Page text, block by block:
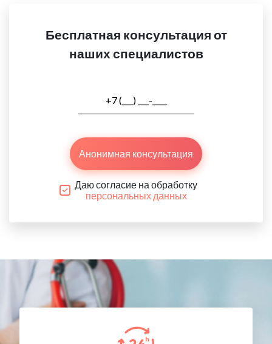
Бесплатная консультация от
наших специалистов
Анонимная консультация
Даю согласие на обработку
персональных данных